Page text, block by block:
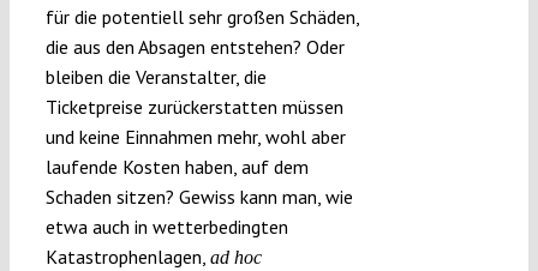
für die potentiell sehr großen Schäden,
die aus den Absagen entstehen? Oder
bleiben die Veranstalter, die
Ticketpreise zurückerstatten müssen
und keine Einnahmen mehr, wohl aber
laufende Kosten haben, auf dem
Schaden sitzen? Gewiss kann man, wie
etwa auch in wetterbedingten
Katastrophenlagen, ad hoc